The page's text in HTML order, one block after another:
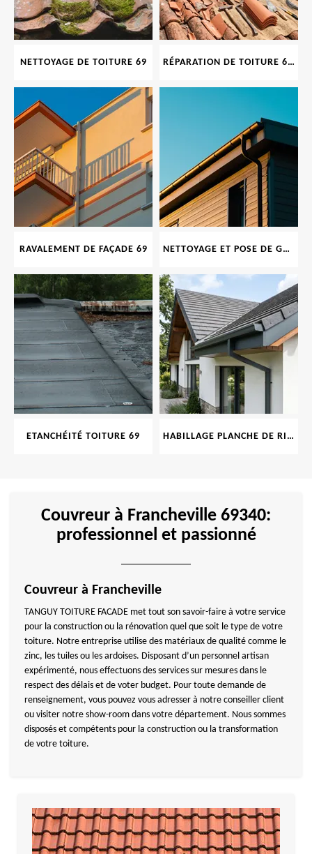
NETTOYAGE DE TOITURE 69 RÉPARATION DE TOITURE 69 RHONE, TUILES CASSÉES OU ABIMÉES
RAVALEMENT DE FAÇADE 69 NETTOYAGE ET POSE DE GOUTTIÈRE 69
ETANCHÉITÉ TOITURE 69 HABILLAGE PLANCHE DE RIVE 69
Couvreur à Francheville 69340:
professionnel et passionné
Couvreur à Francheville
TANGUY TOITURE FACADE met tout son savoir-faire à votre service
pour la construction ou la rénovation quel que soit le type de votre
toiture. Notre entreprise utilise des matériaux de qualité comme le
zinc, les tuiles ou les ardoises. Disposant d’un personnel artisan
expérimenté, nous effectuons des services sur mesures dans le
respect des délais et de voter budget. Pour toute demande de
renseignement, vous pouvez vous adresser à notre conseiller client
ou visiter notre show-room dans votre département. Nous sommes
disposés et compétents pour la construction ou la transformation
de votre toiture.